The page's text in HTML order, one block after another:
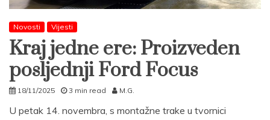
Novosti Vijesti
Kraj jedne ere: Proizveden
posljednji Ford Focus
18/11/2025 3 min read M.G.
U petak 14. novembra, s montažne trake u tvornici